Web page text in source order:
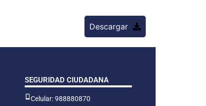
Descargar
SEGURIDAD CIUDADANA
Celular: 988880870